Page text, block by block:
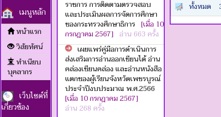
เมนูหลัก
หน้าแรก
วิสัยทัศน์
ทำเนียบ
บุคลากร
เว็บไซต์ที่
เกี่ยวข้อง
ราชการ การติดตามตรวจสอบ
และประเมินผลการจัดการศึกษา
ของกระทรวงศึกษาธิการ [เมื่อ 10
กรกฎาคม 2567] อ่าน 663 ครั้ง
เผยแพร่คู่มือการดำเนินการ
ส่งเสริมการอ่านออกเขียนได้ อ่าน
คล่องเขียนคล่อง และอ่านหนังสือ
แตกของผู้เรียนจังหวัดเพชรบูรณ์
ประจำปีงบประมาณ พ.ศ.2566
[เมื่อ 10 กรกฎาคม 2567]
อ่าน 268 ครั้ง
ทั้งหมด